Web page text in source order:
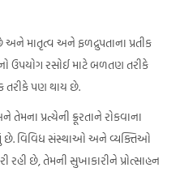
અને માતૃત્વ અને ફળદ્રુપતાના પ્રતીક
ઉપયોગ રસોઈ માટે બળતણ તરીકે
તરીકે પણ થાય છે.
પ્રત્યેની ક્રૂરતાને રોકવાના
છે. વિવિધ સંસ્થાઓ અને વ્યક્તિઓ
છે, તેમની સુખાકારીને પ્રોત્સાહન